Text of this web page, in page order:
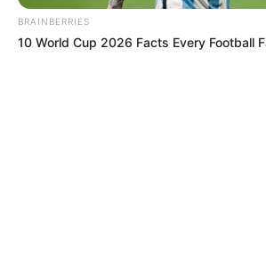
BRAINBERRIES
10 World Cup 2026 Facts Every Football